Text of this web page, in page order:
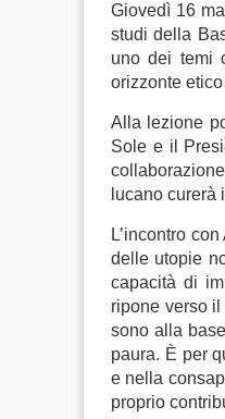
Giovedì 16
studi della
uno dei temi
orizzonte
Alla lezione
Sole e il
lucano curerà
L’incontro
delle utopie
capacità di
ripone verso
sono alla
paura. È per
e nella
proprio